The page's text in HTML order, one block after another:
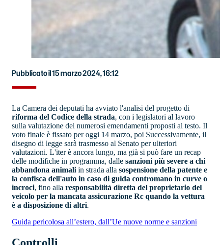
Pubblicato il 15 marzo 2024, 16:12
La Camera dei deputati ha avviato l'analisi del progetto di
riforma del Codice della strada, con i legislatori al lavoro
sulla valutazione dei numerosi emendamenti proposti al testo. Il
voto finale è fissato per oggi 14 marzo, poi Successivamente, il
disegno di legge sarà trasmesso al Senato per ulteriori
valutazioni. L'iter è ancora lungo, ma già si può fare un recap
delle modifiche in programma, dalle sanzioni più severe a chi
abbandona animali in strada alla sospensione della patente e
la confisca dell'auto in caso di guida contromano in curve o
incroci, fino alla responsabilità diretta del proprietario del
veicolo per la mancata assicurazione Rc quando la vettura
è a disposizione di altri.
Guida pericolosa all’estero, dall’Ue nuove norme e sanzioni
Controlli